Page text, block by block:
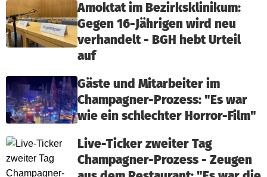
Amoktat im Bezirksklinikum:
Gegen 16-Jährigen wird neu
verhandelt - BGH hebt Urteil
auf
Gäste und Mitarbeiter im
Champagner-Prozess: "Es war
wie ein schlechter Horror-Film"
Live-Ticker zweiter Tag
Champagner-Prozess - Zeugen